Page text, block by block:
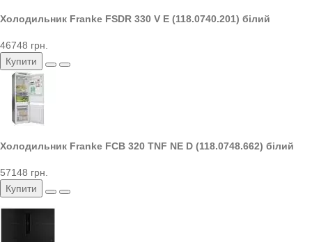
Холодильник Franke FSDR 330 V E (118.0740.201) білий
46748 грн.
Купити
Холодильник Franke FCB 320 TNF NE D (118.0748.662) білий
57148 грн.
Купити